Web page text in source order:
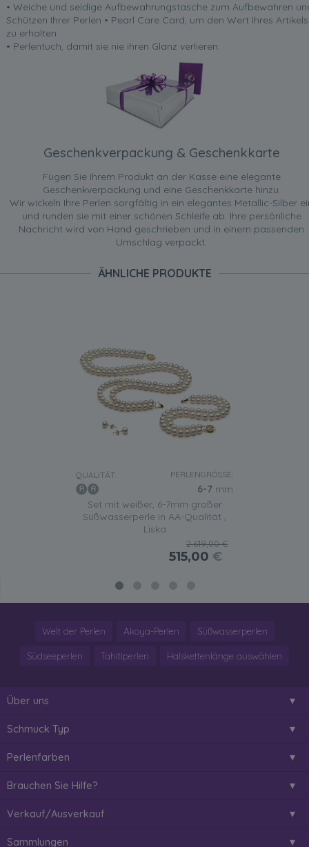
• Weiche und seidige Aufbewahrungstasche zum Aufbewahren
Schützen Ihrer Perlen • Pearl Care Card, um den Wert Ihres Artikels
zu erhalten
• Perlentuch, damit sie nie ihren Glanz verlieren.
Geschenkverpackung & Geschenkkarte
Fügen Sie Ihrem Produkt an der Kasse eine elegante
Geschenkverpackung und eine Geschenkkarte hinzu.
Wir wickeln Ihre Perlen sorgfältig in ein elegantes Metallic-Silber
und runden sie mit einer schönen Schleife ab. Ihre persönliche
Nachricht wird von Hand geschrieben und in einem passenden
Umschlag verpackt.
ÄHNLICHE PRODUKTE
QUALITÄT: PERLENGRÖSSE:
6-7 mm
Set mit weißer, 6-7mm großer
Süßwasserperle in AA-Qualität ,
Liska
2.619,00 €
515,00 €
Welt der Perlen Akoya-Perlen Süßwasserperlen
Südseeperlen Tahitiperlen Halskettenlänge auswählen
Über uns
Schmuck Typ
Perlenfarben
Brauchen Sie Hilfe?
Verkauf/Ausverkauf
Sammlungen